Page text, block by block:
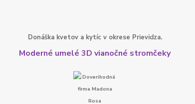
Donáška kvetov a kytíc v okrese Prievidza.
Moderné umelé 3D vianočné stromčeky